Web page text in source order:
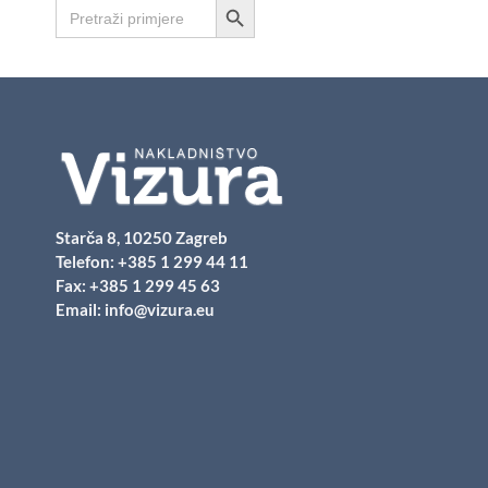
for:
Starča 8, 10250 Zagreb
Telefon: +385 1 299 44 11
Fax: +385 1 299 45 63
Email: info@vizura.eu